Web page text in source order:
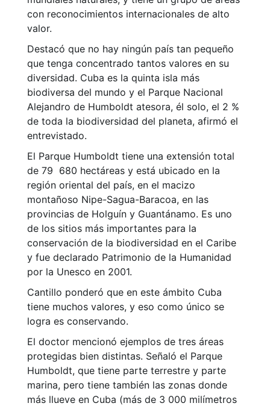
con reconocimientos internacionales de alto
valor.
Destacó que no hay ningún país tan pequeño
que tenga concentrado tantos valores en su
diversidad. Cuba es la quinta isla más
biodiversa del mundo y el Parque Nacional
Alejandro de Humboldt atesora, él solo, el 2 %
de toda la biodiversidad del planeta, afirmó el
entrevistado.
El Parque Humboldt tiene una extensión total
de 79 680 hectáreas y está ubicado en la
región oriental del país, en el macizo
montañoso Nipe-Sagua-Baracoa, en las
provincias de Holguín y Guantánamo. Es uno
de los sitios más importantes para la
conservación de la biodiversidad en el Caribe
y fue declarado Patrimonio de la Humanidad
por la Unesco en 2001.
Cantillo ponderó que en este ámbito Cuba
tiene muchos valores, y eso como único se
logra es conservando.
El doctor mencionó ejemplos de tres áreas
protegidas bien distintas. Señaló el Parque
Humboldt, que tiene parte terrestre y parte
marina, pero tiene también las zonas donde
más llueve en Cuba (más de 3 000 milímetros